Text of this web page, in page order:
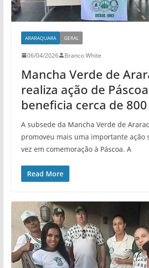
ARARAQUARA GERAL
06/04/2026 Branco White
Mancha Verde de
realiza ação de
beneficia cerca de
A subsede da Mancha Verde de
promoveu mais uma importante ação
vez em comemoração à Páscoa. A
Read More